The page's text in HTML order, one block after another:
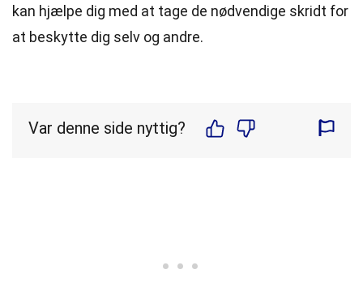
kan hjælpe dig med at tage de nødvendige skridt for
at beskytte dig selv og andre.
Var denne side nyttig?